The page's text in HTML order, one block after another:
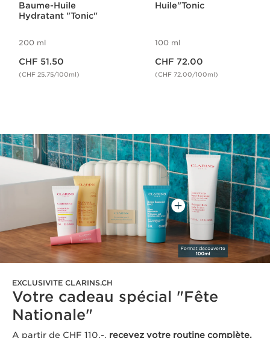
Baume-Huile
Hydratant "Tonic"
200 ml
CHF 51.50
(CHF 25.75/100ml)
Huile"Tonic
100 ml
CHF 72.00
(CHF 72.00/100ml)
EXCLUSIVITE CLARINS.CH
Votre cadeau spécial "Fête
Nationale"
A partir de CHF 110.-, recevez votre routine complète,